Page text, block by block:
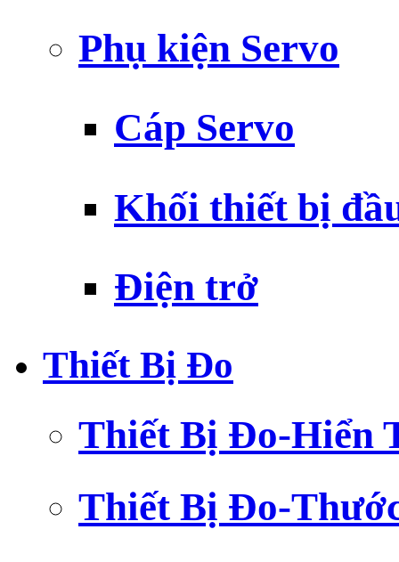
Phụ kiện Servo
Cáp Servo
Khối thiết bị
Điện trở
Thiết Bị Đo
Thiết Bị Đo-Hiển
Thiết Bị Đo-